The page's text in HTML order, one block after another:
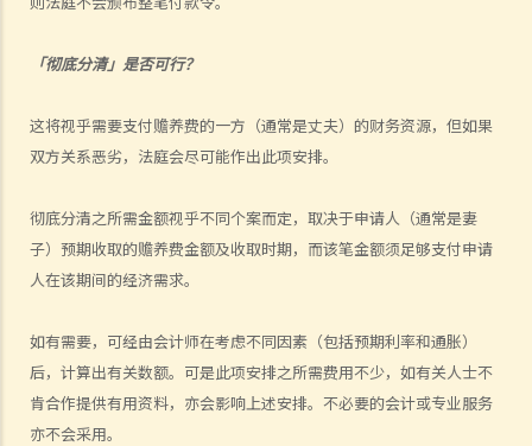
「彻底分清」是否可行？
这将视乎需要支付赡养费的一方（通常是丈夫）的财务资源，但如果
双方关系恶劣，法庭会尽可能作出此项安排。
彻底分清之所需金额视乎不同个案而定，取决于申请人（通常是妻
子）预期收取的赡养费金额及收取时期，而该笔金额须足够支付申请
人在该期间的经济需求。
如有需要，可经由会计师在考虑不同因素（包括预期利率和通胀）
后，计算出有关数额。可是此项安排之所需费用不少，如有关人士不
肯合作提供有用资料，亦会影响上述安排。不必要的会计或专业服务
亦不会采用。
4. 我怀疑妻子红杏出墙，我可否藉此理由离婚？
会较少吗？
6. 我快将要结婚了。我的父亲很富有，他不大相信我的未婚夫，建议我
7. 婚姻协议具法律效力吗？
父母权利和义务
注册父亲名字，该名父亲其后是否可以行使父母权利？需要子女的母亲
同意吗？是否需要任何证据（例如脱氧核醣核酸测试报告）？
2. 在香港，同性伴侣是否享有与异性伴侣相同的育儿权？
3. 未满18岁的青少年能不顾父母反对整容吗？